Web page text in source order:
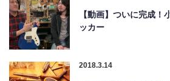
【動画】ついに完成！
ッカー
2018.3.14